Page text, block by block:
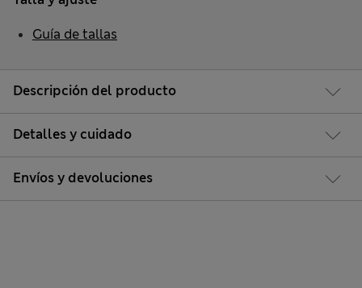
Descripción del producto
Detalles y cuidado
Envíos y devoluciones
Guía de tallas